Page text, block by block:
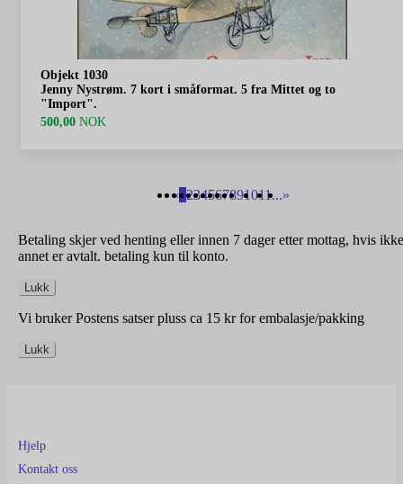
Objekt 1030
Jenny Nystrøm. 7 kort i småformat. 5 fra Mittet og to
"Import".
500,00 NOK
«1234567891011...»
Betaling skjer ved henting eller innen 7 dager etter mottag, hvis ikke
annet er avtalt. betaling kun til konto.
Lukk
Vi bruker Postens satser pluss ca 15 kr for embalasje/pakking
Lukk
Hjelp
Kontakt oss